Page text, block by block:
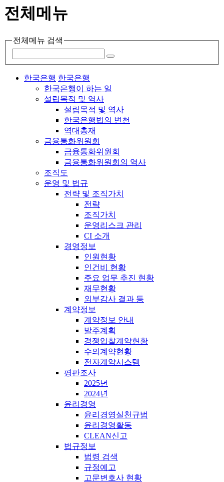
전체메뉴
전체메뉴 검색
한국은행 한국은행
한국은행이 하는 일
설립목적 및 역사
설립목적 및 역사
한국은행법의 변천
역대총재
금융통화위원회
금융통화위원회
금융통화위원회의 역사
조직도
운영 및 법규
전략 및 조직가치
전략
조직가치
운영리스크 관리
CI 소개
경영정보
인원현황
인건비 현황
주요 업무 추진 현황
재무현황
외부감사 결과 등
계약정보
계약정보 안내
발주계획
경쟁입찰계약현황
수의계약현황
전자계약시스템
평판조사
2025년
2024년
윤리경영
윤리경영실천규범
윤리경영활동
CLEAN신고
법규정보
법령 검색
규정예고
고문변호사 현황